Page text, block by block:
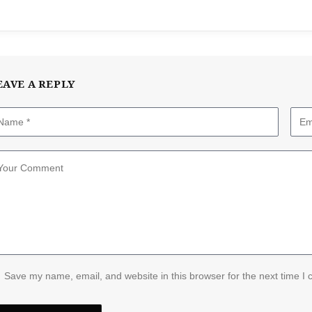
A REPLY
Save my name, email, and website in this browser for the next time I